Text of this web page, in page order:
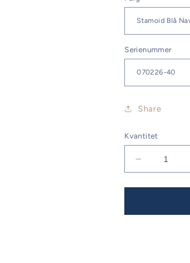
Serienummer
Share
Kvantitet
Minska
kvantitet
för
50